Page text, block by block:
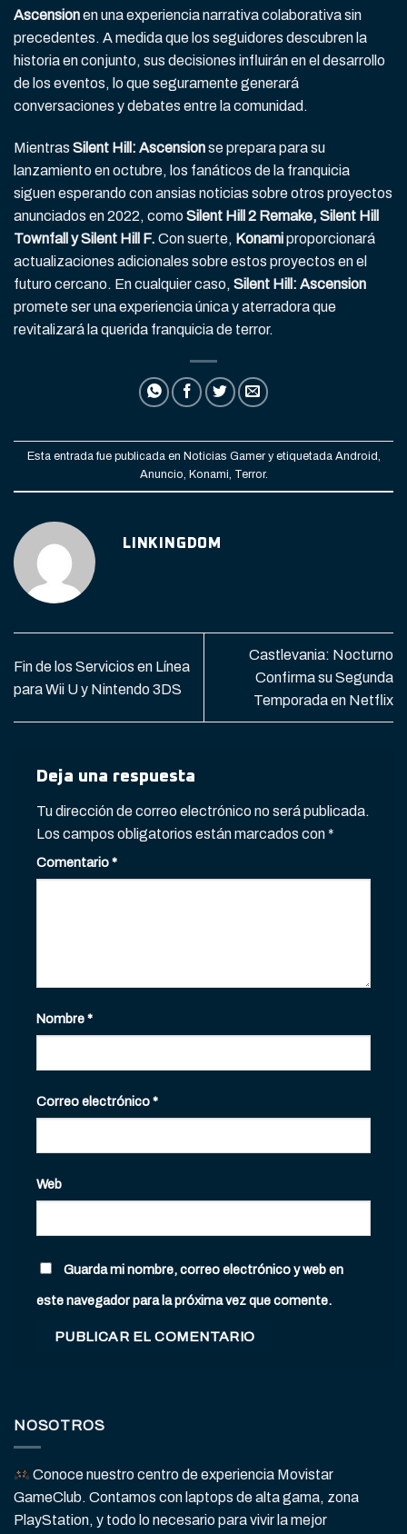
Ascensionen una experiencia narrativa colaborativa sin
precedentes. A medida que los seguidores descubren la
historia en conjunto, sus decisiones influirán en el desarrollo
de los eventos, lo que seguramente generará
conversaciones y debates entre la comunidad.
Mientras Silent Hill: Ascensionse prepara para su
lanzamiento en octubre, los fanáticos de la franquicia
siguen esperando con ansias noticias sobre otros proyectos
anunciados en 2022, comoSilent Hill 2 Remake, Silent Hill
Townfall y Silent Hill F. Con suerte, Konamiproporcionará
actualizaciones adicionales sobre estos proyectos en el
futuro cercano. En cualquier caso, Silent Hill: Ascension
promete ser una experiencia única y aterradora que
revitalizará la querida franquicia de terror.
Esta entrada fue publicada en Noticias Gamery etiquetada Android,
Anuncio, Konami, Terror.
LINKINGDOM
Fin de los Servicios en Línea
para Wii U y Nintendo 3DS
Castlevania: Nocturno
Confirma su Segunda
Temporada en Netflix
Deja una respuesta
Tu dirección de correo electrónico no será publicada.
Los campos obligatorios están marcados con*
Comentario*
Nombre*
Correo electrónico*
Web
Guarda mi nombre, correo electrónico y web en
este navegador para la próxima vez que comente.
NOSOTROS
Conoce nuestro centro de experiencia Movistar
GameClub. Contamos con laptops de alta gama, zona
PlayStation, y todo lo necesario para vivir la mejor